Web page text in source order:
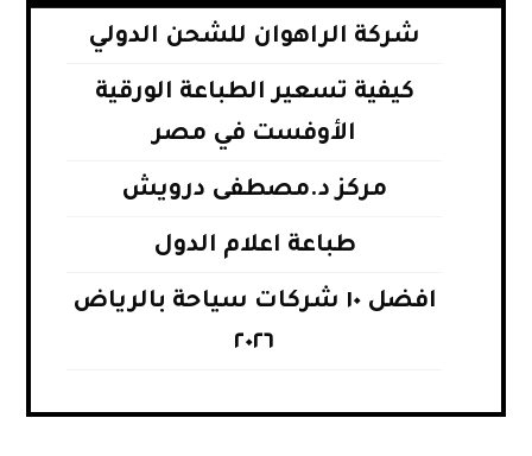
شركة الراهوان للشحن الدولي
كيفية تسعير الطباعة الورقية
الأوفست في مصر
مركز د.مصطفى درويش
طباعة اعلام الدول
افضل ١٠ شركات سياحة بالرياض
٢٠٢٦